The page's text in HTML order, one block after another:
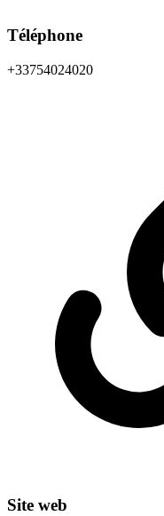
Téléphone
+33754024020
Site web